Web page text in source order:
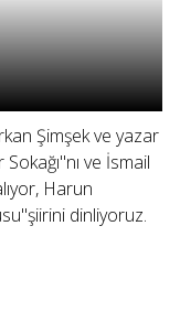
Şimşek ve yazar
ve İsmail
Harun
dinliyoruz.